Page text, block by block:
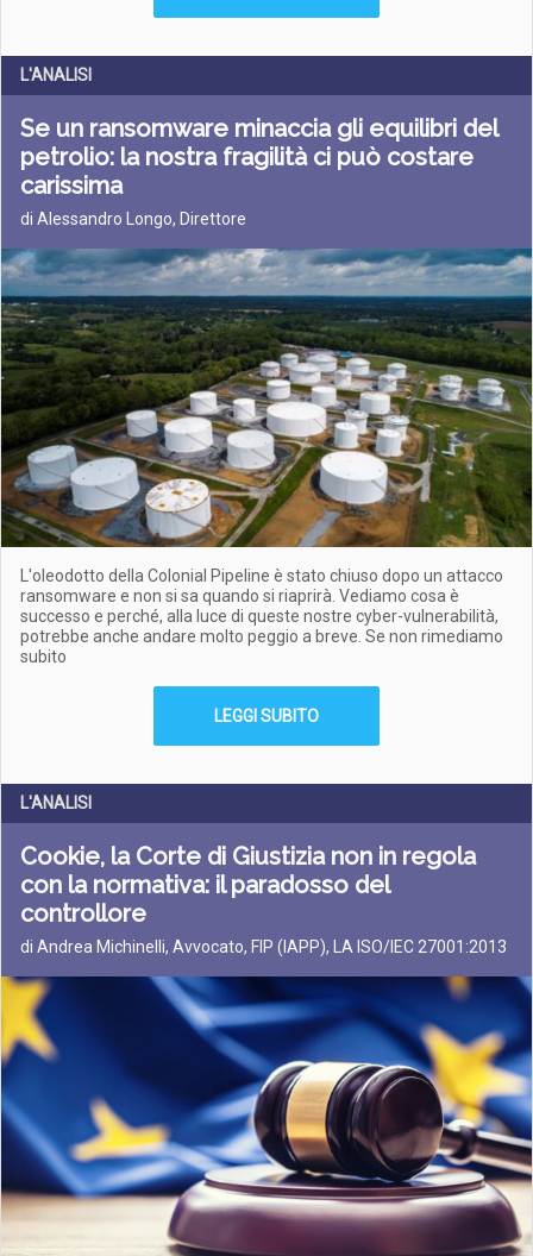
L'ANALISI
Se un ransomware minaccia gli equilibri del
petrolio: la nostra fragilità ci può costare
carissima
di Alessandro Longo, Direttore
L'oleodotto della Colonial Pipeline è stato chiuso dopo un attacco
ransomware e non si sa quando si riaprirà. Vediamo cosa è
successo e perché, alla luce di queste nostre cyber-vulnerabilità,
potrebbe anche andare molto peggio a breve. Se non rimediamo
subito
LEGGI SUBITO
L'ANALISI
Cookie, la Corte di Giustizia non in regola
con la normativa: il paradosso del
controllore
di Andrea Michinelli, Avvocato, FIP (IAPP), LA ISO/IEC 27001:2013